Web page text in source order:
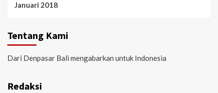
Januari 2018
Tentang Kami
Dari Denpasar Bali mengabarkan untuk Indonesia
Redaksi